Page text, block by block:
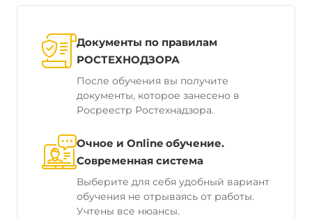
Документы по правилам
РОСТЕХНОДЗОРА
После обучения вы получите
документы, которое занесено в
Росреестр Ростехнадзора.
Очное и Online обучение.
Современная система
Выберите для себя удобный вариант
обучения не отрываясь от работы.
Учтены все нюансы.